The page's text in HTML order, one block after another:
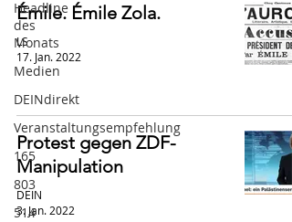
Headline
des
Monats
Medien
DEINdirekt
Veranstaltungsempfehlung
165
803
514
Émile. Émile Zola.
LS
17. Jan. 2022
Protest gegen ZDF-
Manipulation
DEIN
3. Jan. 2022